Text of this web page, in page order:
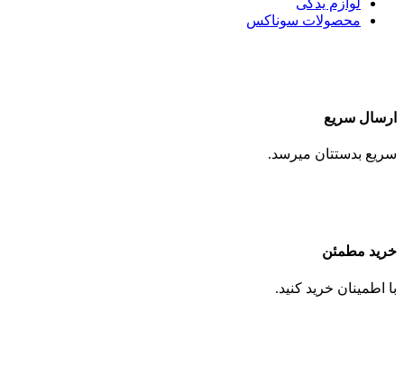
محصولات سوناکس
ارسال سریع
سریع بدستتان میرسد.
خرید مطمئن
با اطمینان خرید کنید.